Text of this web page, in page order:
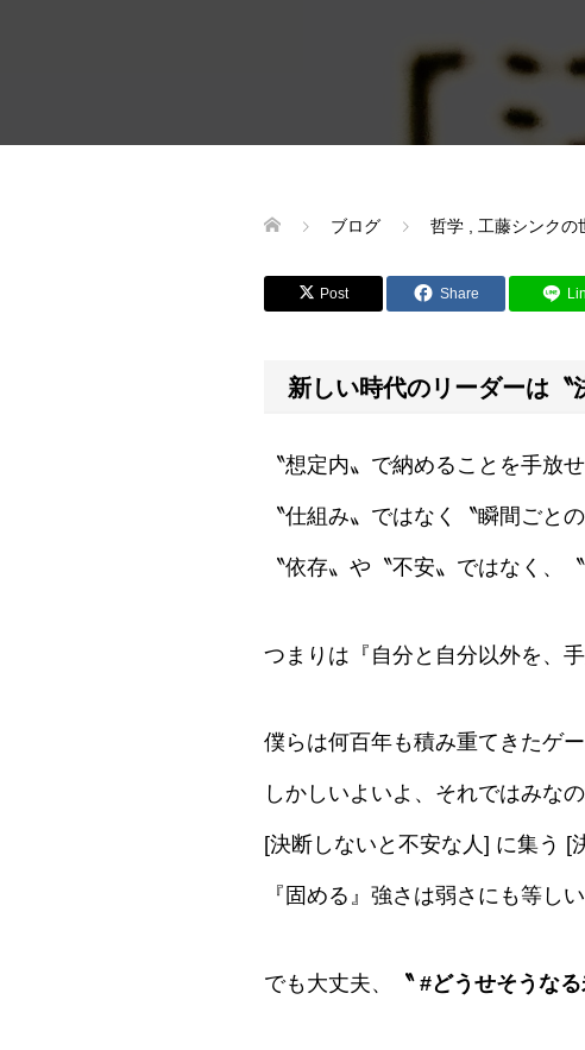
ブログ 哲学 工藤シンクの
Post Share
新しい時代のリーダーは〝
〝想定内〟で納めることを手放
〝仕組み〟ではなく〝瞬間ごと
〝依存〟や〝不安〟ではなく、
つまりは『自分と自分以外を、
僕らは何百年も積み重てきたゲ
しかしいよいよ、それではみな
[決断しないと不安な人] に集う [
『固める』強さは弱さにも等し
でも大丈夫、 〝 #どうせそうなる